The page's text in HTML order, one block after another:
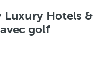
Luxury Hotels &
golf